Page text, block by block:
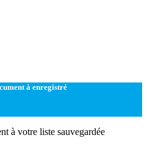
à enregistré
à votre liste sauvegardée